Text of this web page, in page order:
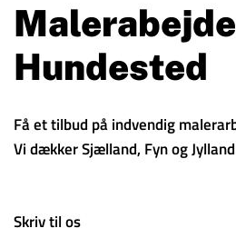
Hundested
Få et tilbud på indvendig
Vi dækker Sjælland, Fyn og
Skriv til os